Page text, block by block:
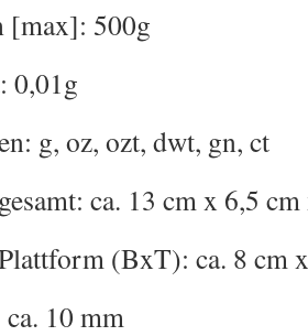
[max]: 500g
0,01g
g, oz, ozt, dwt, gn, ct
ca. 13 cm x 6,5
(BxT): ca. 8 cm
10 mm